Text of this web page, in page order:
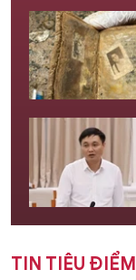
TIN TIÊU ĐIỂM